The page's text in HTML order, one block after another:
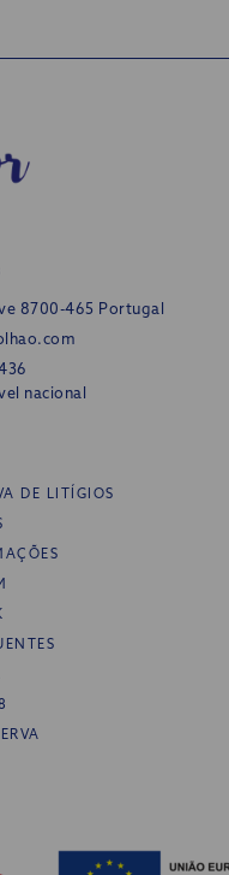
8700-465 Portugal
nacional
DE LITÍGIOS